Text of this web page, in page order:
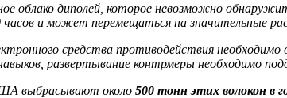
облако диполей, которое невозможно
и может перемещаться на значительные
средства противодействия
развертывание контрмеры необходимо
выбрасывают около 500 тонн этих волокон в